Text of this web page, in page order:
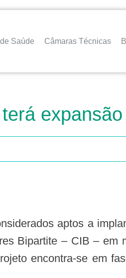
Saúde Câmaras Técnicas
Bipartite – CIB – em
encontra-se em